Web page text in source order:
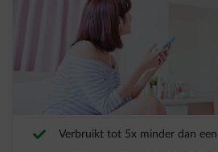
Airco
Een ruimte snel met enkele
verwarmen
Verbruikt tot 5x minder dan een